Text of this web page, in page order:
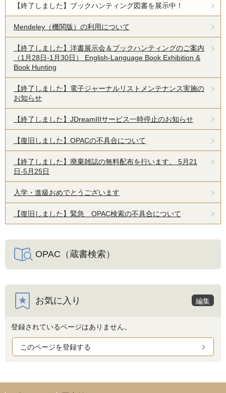
【終了しました】ブックハンティング図書を展示中！
Mendeley（機関版）の利用について
【終了しました】洋書展示会＆ブックハンティングのご案内
（1月28日-1月30日） English-Language Book Exhibition &
Book Hunting
【終了しました】電子ジャーナルリストメンテナンス実施の
お知らせ
【終了しました】JDreamIIIサービス一時停止のお知らせ
【復旧しました】OPACの不具合について
【終了しました】廃棄雑誌の無料配布を行います。 5月21
日-5月25日
入学・進級おめでとうございます
【復旧しました】緊急 OPAC検索の不具合について
OPAC（蔵書検索）
お気に入り 編集
登録されているページはありません。
このページを登録する